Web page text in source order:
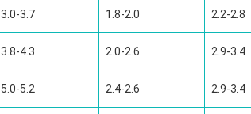
3.0-3.7 1.8-2.0 2.2-2.8
3.8-4.3 2.0-2.6 2.9-3.4
5.0-5.2 2.4-2.6 2.9-3.4